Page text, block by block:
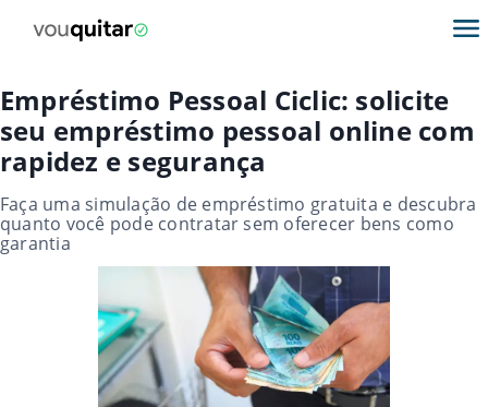
Empréstimo Pessoal Ciclic: solicite
seu empréstimo pessoal online com
rapidez e segurança
Faça uma simulação de empréstimo gratuita e descubra
quanto você pode contratar sem oferecer bens como
garantia